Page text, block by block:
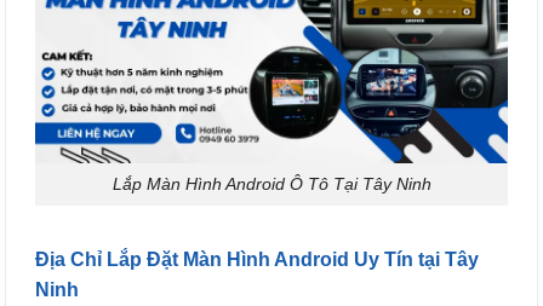
Lắp Màn Hình Android Ô Tô Tại Tây Ninh
Địa Chỉ Lắp Đặt Màn Hình Android Uy Tín tại Tây
Ninh